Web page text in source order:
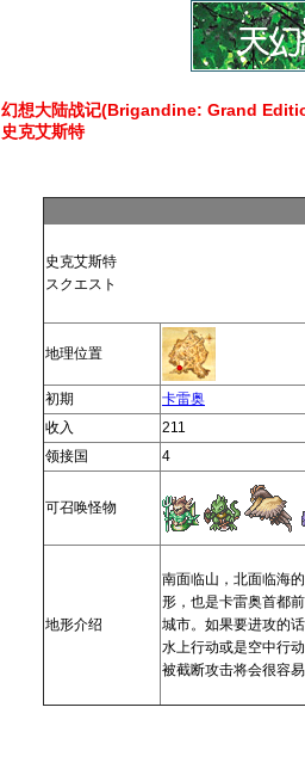
幻想大陆战记(Brigandine: Grand
史克艾斯特
史克艾斯特
スクエスト
地理位置
初期
卡雷奥
收入
211
领接国
4
可召唤怪物
地形介绍
南面临山，北面临海
形，也是卡雷奥首都
城市。如果要进攻的
水上行动或是空中行
被截断攻击将会很容